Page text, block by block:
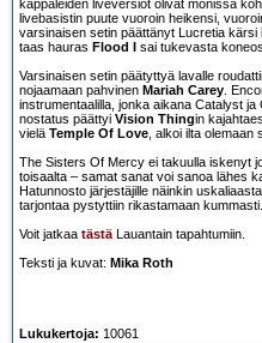
kappaleiden liveversiot olivat monissa
livebasistin puute vuoroin heikensi,
varsinaisen setin päättänyt Lucretia
taas hauras Flood I
sai tukevasta
Varsinaisen setin päätyttyä lavalle
nojaamaan pahvinen Mariah Carey.
instrumentaalilla, jonka aikana Catalyst
nostatus päättyi Vision Thingin
vielä Temple Of Love, alkoi ilta olemaan
The Sisters Of Mercy ei takuulla iskenyt
toisaalta – samat sanat voi sanoa lähes
Hatunnosto järjestäjille näinkin
tarjontaa pystyttiin rikastamaan kummasti.
Voit jatkaa tästäLauantain tapahtumiin.
Teksti ja kuvat: Mika Roth
Lukukertoja: 10061